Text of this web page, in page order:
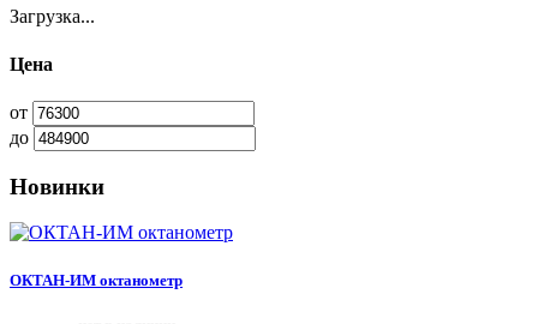
Загрузка...
Цена
от
до
Новинки
ОКТАН-ИМ октанометр